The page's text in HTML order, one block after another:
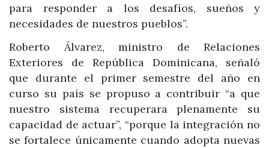
para responder a los desafíos, sueños y
necesidades de nuestros pueblos”.
Roberto Álvarez, ministro de Relaciones
Exteriores de República Dominicana, señaló
que durante el primer semestre del año en
curso su país se propuso a contribuir “a que
nuestro sistema recuperara plenamente su
capacidad de actuar”, “porque la integración no
se fortalece únicamente cuando adopta nuevas